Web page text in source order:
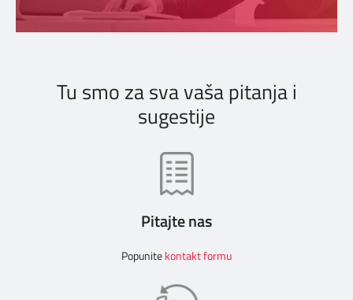
Tu smo za sva vaša pitanja i
sugestije
Pitajte nas
Popunitekontakt formu